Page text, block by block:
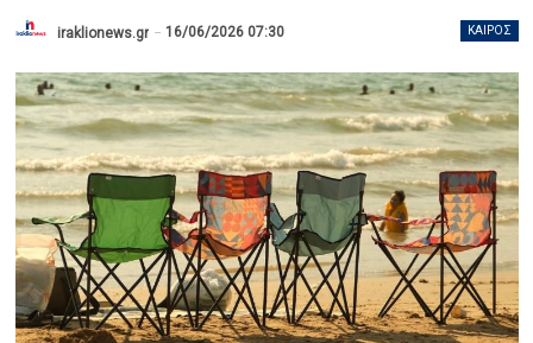
ΚΑΙΡΌΣ
iraklionews.gr 16/06/2026 07:30